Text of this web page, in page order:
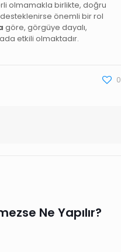
olmamakla birlikte, doğru
desteklenirse önemli bir rol
göre, görgüye dayalı,
etkili olmaktadır.
0
Ne Yapılır?